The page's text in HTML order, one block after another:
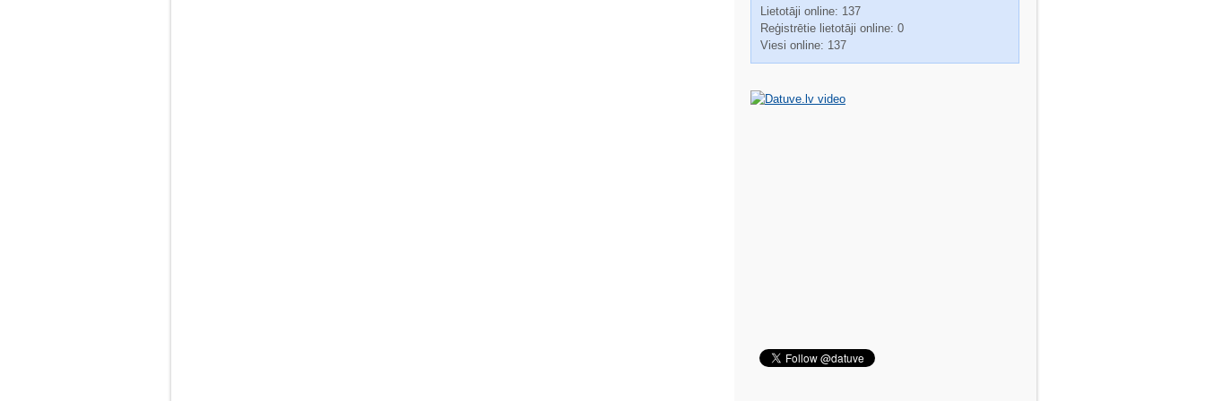
Lietotāji online: 137
Reģistrētie lietotāji online: 0
Viesi online: 137